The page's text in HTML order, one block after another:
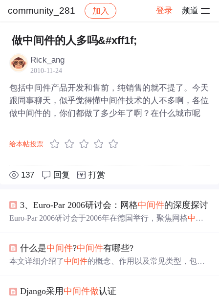
community_281 加入 登录 频道
社区 community_281 帖子详情
做中间件的人多吗&#xff1f;
Rick_ang
2010-11-24
包括中间件产品开发和售前，纯销售的就不提了。今天
跟同事聊天，似乎觉得懂中间件技术的人不多啊，各位
做中间件的，你们都做了多少年了啊？在什么城市呢
给本帖投票
137 回复 打赏
3、Euro-Par 2006研讨会：网格中间件的深度探讨
Euro-Par 2006研讨会于2006年在德国举行，聚焦网格中间
进交流，讨论亮点多，推动了学术交流、技术创新，提升
了行业影响力，为网格中间件 研究奠定基础。
什么是中间件?中间件有哪些?
本文详细介绍了中间件的概念、作用以及常见类型，包括
现代Web应用程序中的重要性及应用场景。
Django采用 中间件做认证